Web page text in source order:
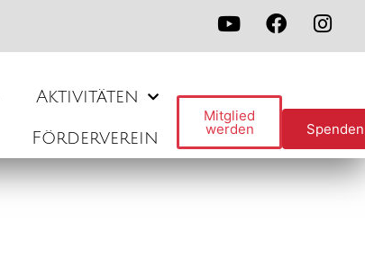
Aktivitäten
Förderverein
Mitglied
werden Spenden